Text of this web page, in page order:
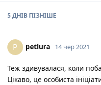
5 ДНІВ ПІЗНІШЕ
P petlura 14 чер 2021
Теж здивувалася, коли
Цікаво, це особиста